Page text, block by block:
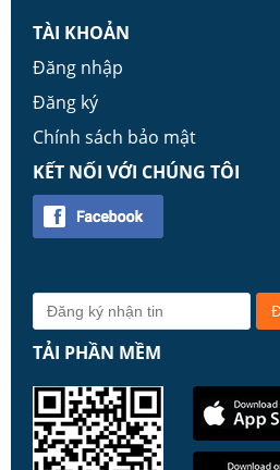
TÀI KHOẢN
Đăng nhập
Đăng ký
Chính sách bảo mật
KẾT NỐI VỚI CHÚNG TÔI
TẢI PHẦN MỀM